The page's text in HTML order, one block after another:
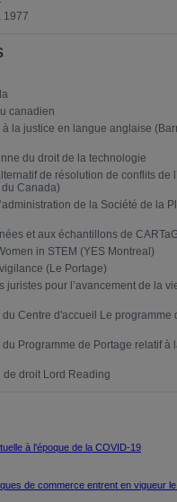
1977
canadien
la justice en langue anglaise
du droit de la technologie
de résolution de conflits de
Canada)
de la Société de la
et aux échantillons de
in STEM (YES Montreal)
(Le Portage)
juristes pour l’avancement de la
Centre d'accueil Le programme
Programme de Portage relatif à
de droit Lord Reading
à l'époque de la COVID-19
de commerce entrent en vigueur